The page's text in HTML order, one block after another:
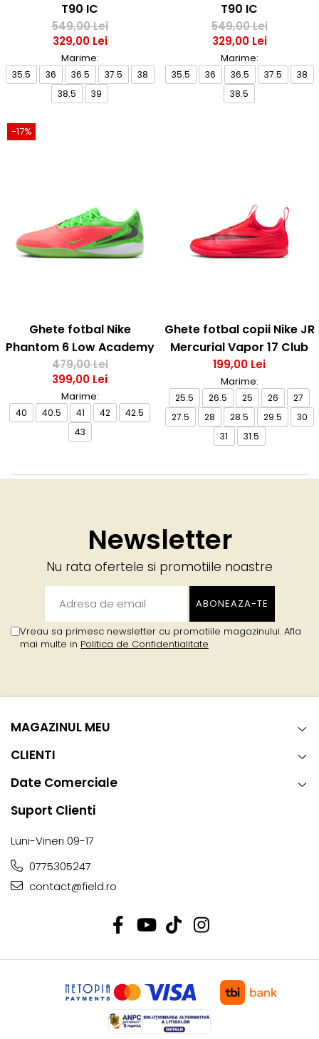
T90 IC
549,00 Lei
329,00 Lei
Marime:
35.5 36 36.5 37.5
38
38.5
39
T90 IC
549,00 Lei
329,00 Lei
Marime:
35.5 36 36.5 37.5
38
38.5
-17%
Ghete fotbal Nike
Phantom 6 Low Academy
IC Erling Haaland
479,00 Lei
399,00 Lei
Marime:
40 40.5 41 42
42.5
43
Ghete fotbal copii Nike JR
Mercurial Vapor 17 Club
Flex IC Ps
199,00 Lei
Marime:
25.5 26.5 25 26
27
27.5
28 28.5 29.5
30
31
31.5
Newsletter
Nu rata ofertele si promotiile noastre
Vreau sa primesc newsletter cu promotiile magazinului. Afla
mai multe in Politica de Confidentialitate
MAGAZINUL MEU
CLIENTI
Date Comerciale
Suport Clienti
Luni-Vineri 09-17
0775305247
contact@field.ro